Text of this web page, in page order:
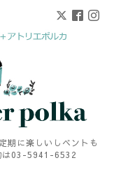
期に楽しいしベントも
は03-5941-6532